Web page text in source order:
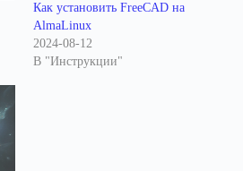
Как установить FreeCAD на
AlmaLinux
2024-08-12
В "Инструкции"